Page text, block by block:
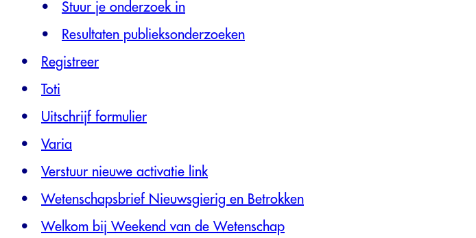
Stuur je onderzoek in
Resultaten publieksonderzoeken
Registreer
Toti
Uitschrijf formulier
Varia
Verstuur nieuwe activatie link
Wetenschapsbrief Nieuwsgierig en Betrokken
Welkom bij Weekend van de Wetenschap